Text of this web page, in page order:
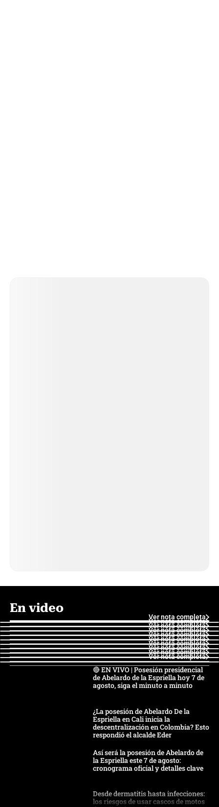
En video
Ver nota completa
Ver nota completa
Ver nota completa
Ver nota completa
Ver nota completa
Ver nota completa
Ver nota completa
Ver nota completa
Ver nota completa
Ver nota completa
🔴 EN VIVO | Posesión presidencial
de Abelardo de la Espriella hoy 7 de
agosto, siga el minuto a minuto
¿La posesión de Abelardo De la
Espriella en Cali inicia la
descentralización en Colombia? Esto
respondió el alcalde Eder
Así será la posesión de Abelardo de
la Espriella este 7 de agosto:
cronograma oficial y detalles clave
Desde dermatitis hasta infecciones:
los riesgos de usar cascos de motos